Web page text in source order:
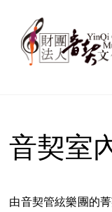
音契室
由音契管絃樂團的